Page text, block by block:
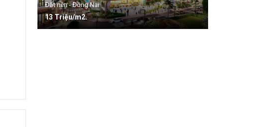
Đất nền - Đồng Nai
13 Triệu/m2.